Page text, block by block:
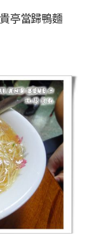
亭當歸鴨麵